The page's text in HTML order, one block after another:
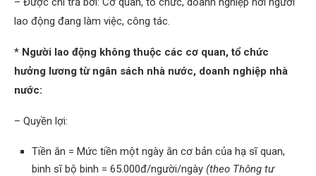
lao động đang làm việc, công tác.
* Người lao động không thuộc các cơ quan, tổ chức
hưởng lương từ ngân sách nhà nước, doanh nghiệp nhà
nước:
– Quyền lợi:
Tiền ăn = Mức tiền một ngày ăn cơ bản của hạ sĩ quan,
binh sĩ bộ binh = 65.000đ/người/ngày (theo Thông tư